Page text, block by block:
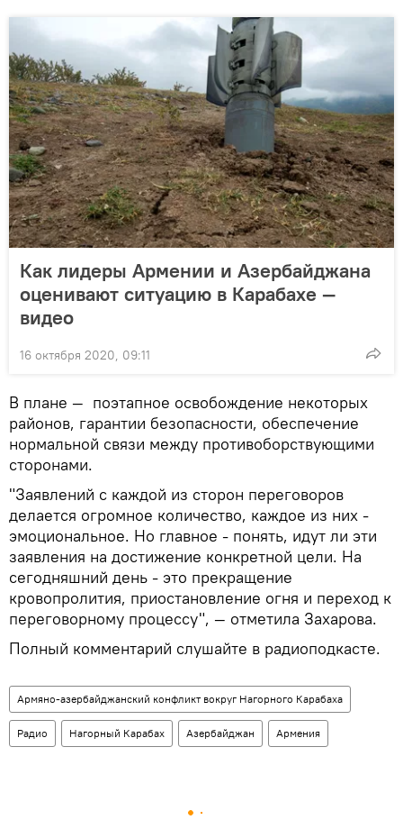
Как лидеры Армении и Азербайджана
оценивают ситуацию в Карабахе —
видео
16 октября 2020, 09:11
В плане — поэтапное освобождение некоторых
районов, гарантии безопасности, обеспечение
нормальной связи между противоборствующими
сторонами.
"Заявлений с каждой из сторон переговоров
делается огромное количество, каждое из них -
эмоциональное. Но главное - понять, идут ли эти
заявления на достижение конкретной цели. На
сегодняшний день - это прекращение
кровопролития, приостановление огня и переход к
переговорному процессу", — отметила Захарова.
Полный комментарий слушайте в радиоподкасте.
Армяно-азербайджанский конфликт вокруг Нагорного Карабаха
Радио Нагорный Карабах Азербайджан Армения